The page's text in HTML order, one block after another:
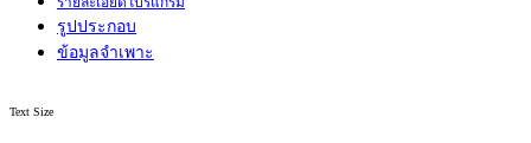
รูปประกอบ
ข้อมูลจำเพาะ
Text Size